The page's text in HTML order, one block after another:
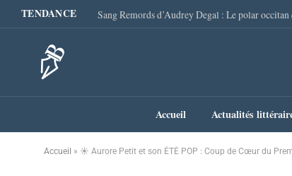
TENDANCE
Accueil Actualités
Accueil » ☀️ Aurore Petit et son ÉTÉ POP : Coup de Cœur du